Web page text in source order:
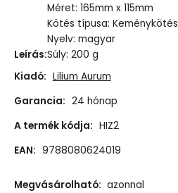
Leírás:
Méret: 165mm x 115mm
Kötés típusa: Keménykötés
Nyelv: magyar
Súly: 200 g
Kiadó: Lilium Aurum
Garancia: 24 hónap
A termék kódja: HIZ2
EAN: 9788080624019
Megvásárolható: azonnal